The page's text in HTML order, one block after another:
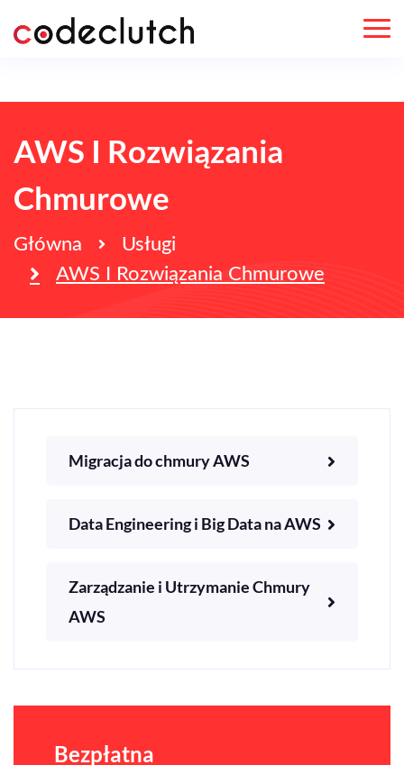
AWS I Rozwiązania
Chmurowe
Główna
Usługi
AWS I Rozwiązania Chmurowe
Migracja do chmury AWS
Data Engineering i Big Data na AWS
Zarządzanie i Utrzymanie Chmury
AWS
Bezpłatna